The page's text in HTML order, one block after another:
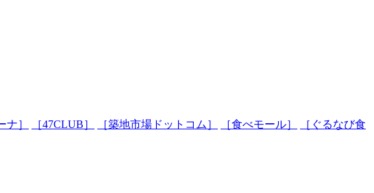
ナ］ ［47CLUB］ ［築地市場ドットコム］ ［食べモール］
［ぐるなび食